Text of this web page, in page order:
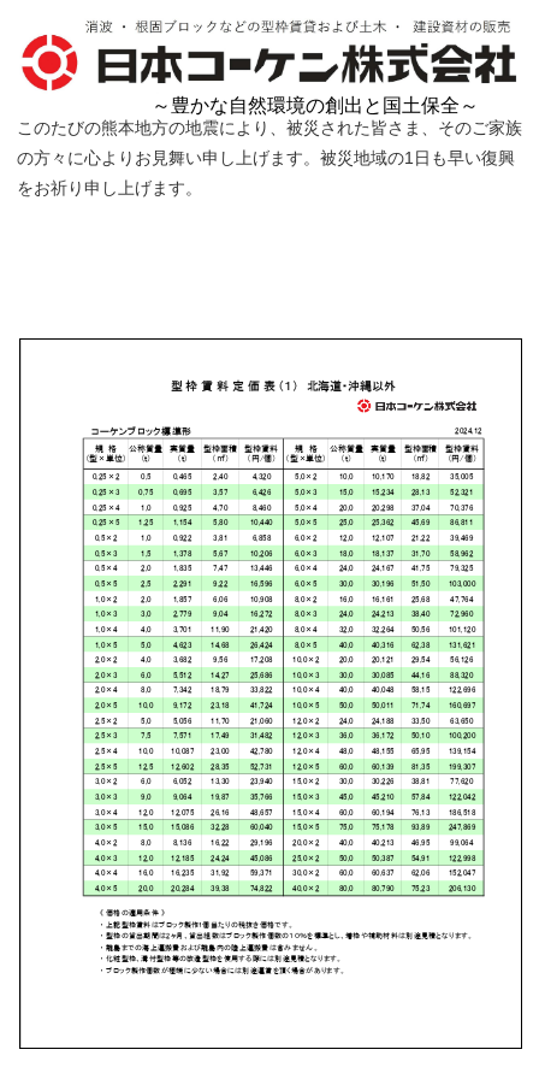
～豊かな自然環境の創出と国土保全～
このたびの熊本地方の地震により、被災された皆さま、そのご家族
の方々に心よりお見舞い申し上げます。被災地域の1日も早い復興
をお祈り申し上げます。